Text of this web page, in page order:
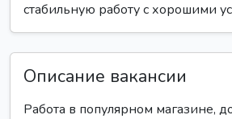
стабильную работу с хорошими
Описание вакансии
Работа в популярном магазине,